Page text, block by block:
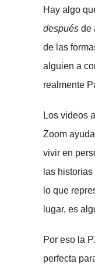
Hay algo
después de
de las
alguien a
realmente
Los videos
Zoom
vivir en
las
lo que
lugar, es
Por eso la
perfecta